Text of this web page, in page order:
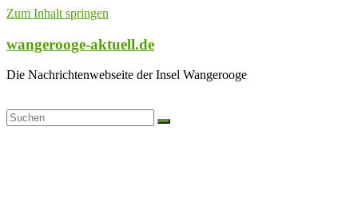
Zum Inhalt springen
wangerooge-aktuell.de
Die Nachrichtenwebseite der Insel Wangerooge